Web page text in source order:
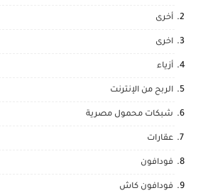
أخرى
اخرى
أزياء
الربح من الإنترنت
شبكات محمول مصرية
عقارات
فودافون
فودافون كاش